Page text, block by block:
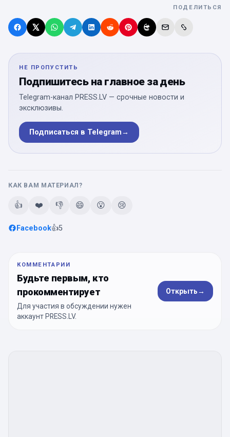
ПОДЕЛИТЬСЯ
НЕ ПРОПУСТИТЬ
Подпишитесь на главное за день
Telegram-канал PRESS.LV — срочные новости и
эксклюзивы.
Подписаться в Telegram→
КАК ВАМ МАТЕРИАЛ?
👍 ❤️ 👎 😄 😮 😢
Facebook👍5
КОММЕНТАРИИ
Будьте первым, кто
прокомментирует
Для участия в обсуждении нужен
аккаунт PRESS.LV.
Открыть→